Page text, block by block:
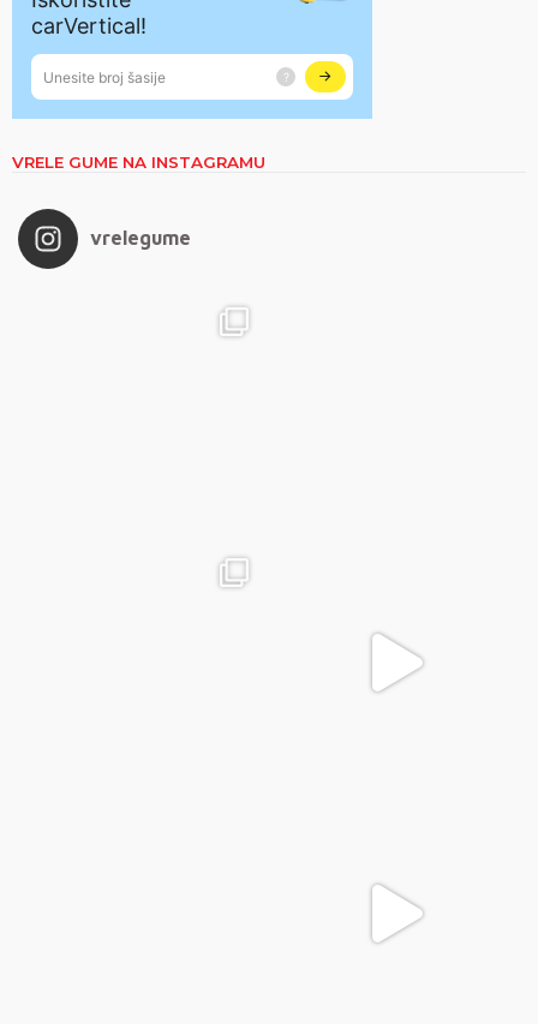
VRELE GUME NA INSTAGRAMU
vrelegume